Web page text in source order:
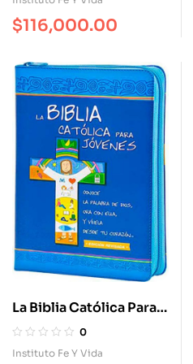
Plástica. Edición Junior
Una Tinta – Cremallera
$116,000.00
La Biblia Católica Para
Jóvenes Edición Dos
Tintas / Símil Piel Con
0
Instituto Fe Y Vida